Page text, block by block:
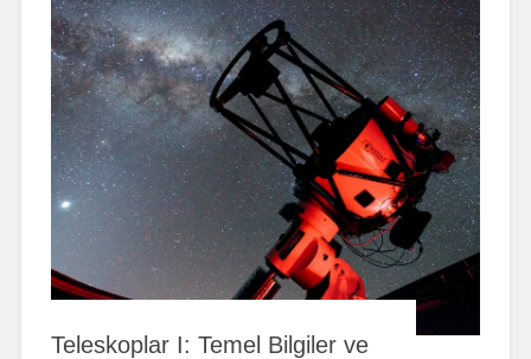
Teleskoplar I: Temel Bilgiler ve